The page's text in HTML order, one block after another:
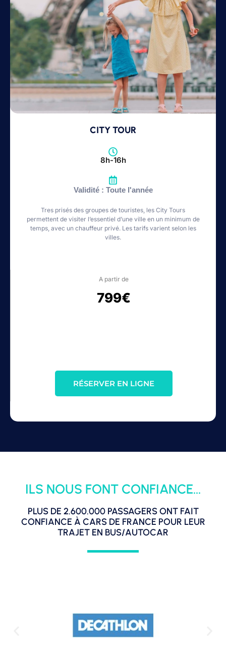
CITY TOUR
8h-16h
Validité : Toute l'année
Tres prisés des groupes de touristes, les City Tours
permettent de visiter l’essentiel d’une ville en un minimum de
temps, avec un chauffeur privé. Les tarifs varient selon les
villes.
A partir de
799€
RÉSERVER EN LIGNE
ILS NOUS FONT CONFIANCE...
PLUS DE 2.600.000 PASSAGERS ONT FAIT
CONFIANCE À CARS DE FRANCE POUR LEUR
TRAJET EN BUS/AUTOCAR